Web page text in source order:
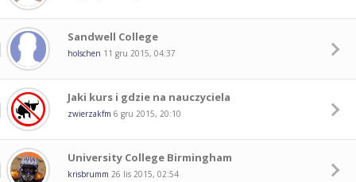
Sandwell College
holschen 11 gru 2015, 04:37
Jaki kurs i gdzie na nauczyciela
zwierzakfm 6 gru 2015, 20:10
University College Birmingham
krisbrumm 26 lis 2015, 02:54